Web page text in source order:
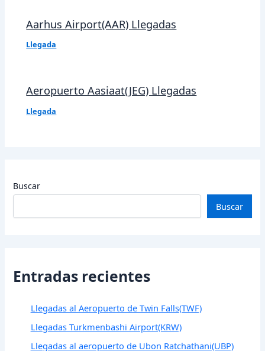
Aarhus Airport(AAR) Llegadas
Llegada
Aeropuerto Aasiaat(JEG) Llegadas
Llegada
Buscar
Buscar
Entradas recientes
Llegadas al Aeropuerto de Twin Falls(TWF)
Llegadas Turkmenbashi Airport(KRW)
Llegadas al aeropuerto de Ubon Ratchathani(UBP)